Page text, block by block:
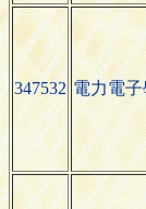
347532 電力電子